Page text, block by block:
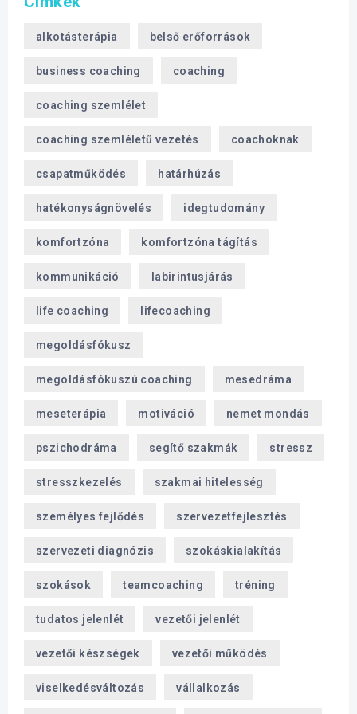
alkotásterápia belső erőforrások
business coaching coaching
coaching szemlélet
coaching szemléletű vezetés coachoknak
csapatműködés határhúzás
hatékonyságnövelés idegtudomány
komfortzóna komfortzóna tágítás
kommunikáció labirintusjárás
life coaching lifecoaching
megoldásfókusz
megoldásfókuszú coaching mesedráma
meseterápia motiváció nemet mondás
pszichodráma segítő szakmák stressz
stresszkezelés szakmai hitelesség
személyes fejlődés szervezetfejlesztés
szervezeti diagnózis szokáskialakítás
szokások teamcoaching tréning
tudatos jelenlét vezetői jelenlét
vezetői készségek vezetői működés
viselkedésváltozás vállalkozás